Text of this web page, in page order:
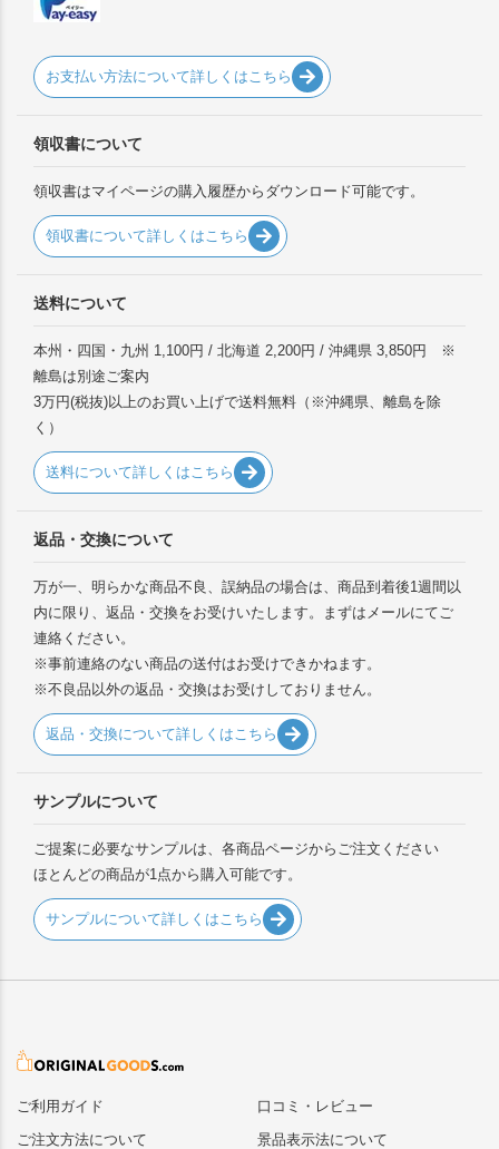
お支払い方法について詳しくはこちら
領収書について
領収書はマイページの購入履歴からダウンロード可能です。
領収書について詳しくはこちら
送料について
本州・四国・九州 1,100円 / 北海道 2,200円 / 沖縄県 3,850円 ※
離島は別途ご案内
3万円(税抜)以上のお買い上げで送料無料（※沖縄県、離島を除
く）
送料について詳しくはこちら
返品・交換について
万が一、明らかな商品不良、誤納品の場合は、商品到着後1週間以
内に限り、返品・交換をお受けいたします。まずはメールにてご
連絡ください。
※事前連絡のない商品の送付はお受けできかねます。
※不良品以外の返品・交換はお受けしておりません。
返品・交換について詳しくはこちら
サンプルについて
ご提案に必要なサンプルは、各商品ページからご注文ください
ほとんどの商品が1点から購入可能です。
サンプルについて詳しくはこちら
ご利用ガイド
ご注文方法について
口コミ・レビュー
景品表示法について